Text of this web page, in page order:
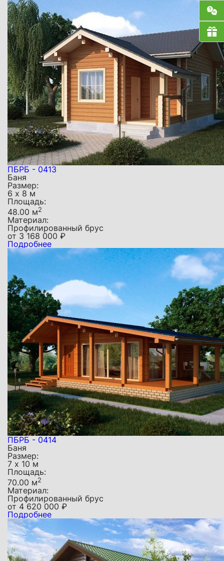
ПБРБ - 0413
Баня
Размер:
6 х 8 м
Площадь:
48.00 м2
Материал:
Профилированный брус
от 3 168 000 ₽
Подробнее
ПБРБ - 0414
Баня
Размер:
7 х 10 м
Площадь:
70.00 м2
Материал:
Профилированный брус
от 4 620 000 ₽
Подробнее